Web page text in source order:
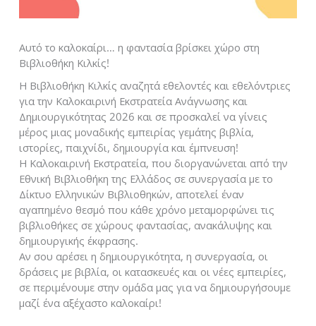
Αυτό το καλοκαίρι… η φαντασία βρίσκει χώρο στη
Βιβλιοθήκη Κιλκίς!
Η Βιβλιοθήκη Κιλκίς αναζητά εθελοντές και εθελόντριες
για την Καλοκαιρινή Εκστρατεία Ανάγνωσης και
Δημιουργικότητας 2026 και σε προσκαλεί να γίνεις
μέρος μιας μοναδικής εμπειρίας γεμάτης βιβλία,
ιστορίες, παιχνίδι, δημιουργία και έμπνευση!
Η Καλοκαιρινή Εκστρατεία, που διοργανώνεται από την
Εθνική Βιβλιοθήκη της Ελλάδος σε συνεργασία με το
Δίκτυο Ελληνικών Βιβλιοθηκών, αποτελεί έναν
αγαπημένο θεσμό που κάθε χρόνο μεταμορφώνει τις
βιβλιοθήκες σε χώρους φαντασίας, ανακάλυψης και
δημιουργικής έκφρασης.
Αν σου αρέσει η δημιουργικότητα, η συνεργασία, οι
δράσεις με βιβλία, οι κατασκευές και οι νέες εμπειρίες,
σε περιμένουμε στην ομάδα μας για να δημιουργήσουμε
μαζί ένα αξέχαστο καλοκαίρι!